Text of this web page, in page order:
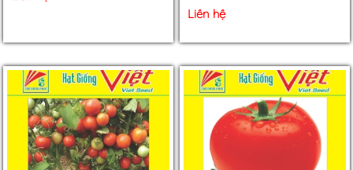
Liên hệ